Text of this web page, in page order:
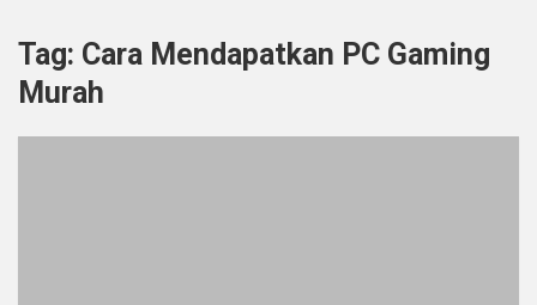
Tag: Cara Mendapatkan PC Gaming
Murah